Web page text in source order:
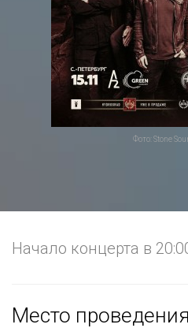
Фото: Stone
Начало концерта в
Место проведения